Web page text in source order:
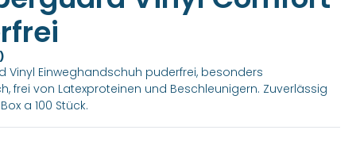
Vinyl Einweghandschuh puderfrei, besonders
frei von Latexproteinen und Beschleunigern. Zuverlässig
a 100 Stück.